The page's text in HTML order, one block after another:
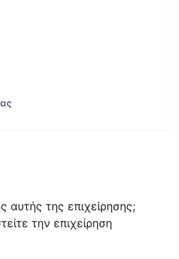
αυτής της επιχείρησης;
την επιχείρηση